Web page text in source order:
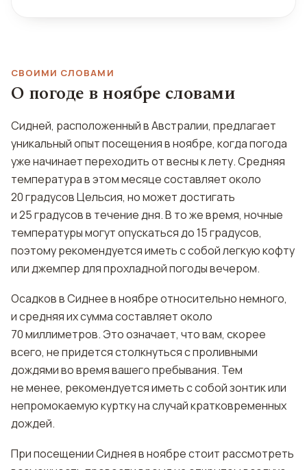
СВОИМИ СЛОВАМИ
О погоде в ноябре словами
Сидней, расположенный в Австралии, предлагает
уникальный опыт посещения в ноябре, когда погода
уже начинает переходить от весны к лету. Средняя
температура в этом месяце составляет около
20 градусов Цельсия, но может достигать
и 25 градусов в течение дня. В то же время, ночные
температуры могут опускаться до 15 градусов,
поэтому рекомендуется иметь с собой легкую кофту
или джемпер для прохладной погоды вечером.
Осадков в Сиднее в ноябре относительно немного,
и средняя их сумма составляет около
70 миллиметров. Это означает, что вам, скорее
всего, не придется столкнуться с проливными
дождями во время вашего пребывания. Тем
не менее, рекомендуется иметь с собой зонтик или
непромокаемую куртку на случай кратковременных
дождей.
При посещении Сиднея в ноябре стоит рассмотреть